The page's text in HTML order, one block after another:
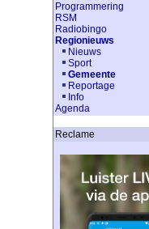
Programmering
RSM
Radiobingo
Regionieuws
Nieuws
Sport
Gemeente
Reportage
Info
Agenda
Reclame